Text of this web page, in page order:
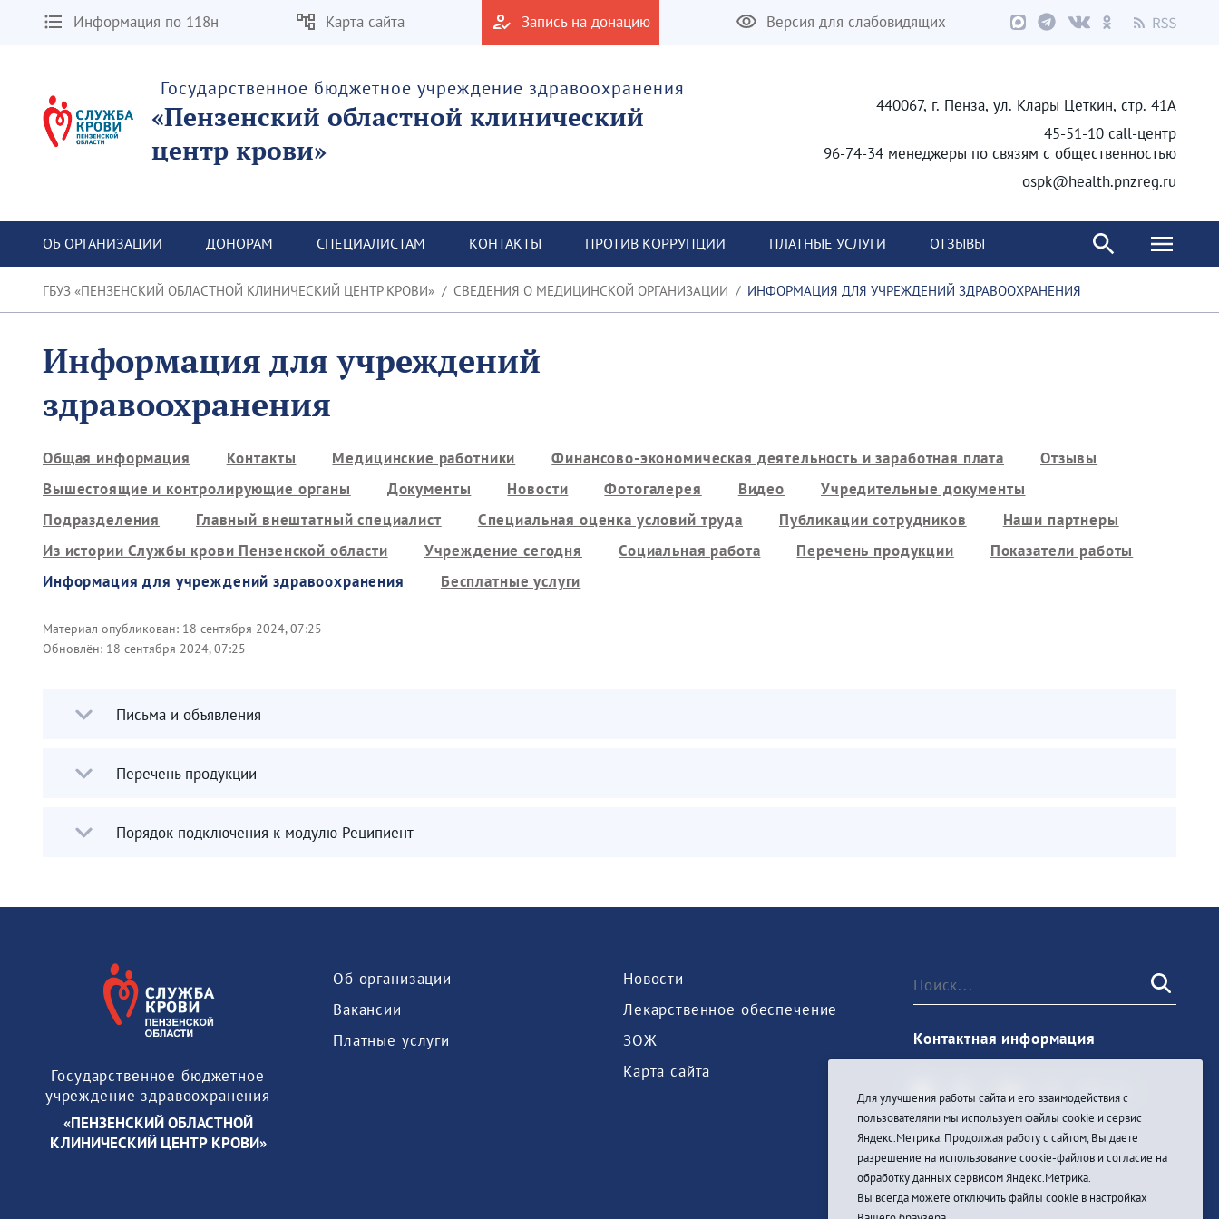
Информация по 118н Карта сайта Запись на донацию Версия для слабовидящих
Государственное бюджетное учреждение здравоохранения
«Пензенский областной клинический
центр крови»
440067, г. Пенза, ул. Клары Цеткин, стр. 41А
45-51-10 call-центр
96-74-34 менеджеры по связям с общественностью
ospk@health.pnzreg.ru
ОБ ОРГАНИЗАЦИИ ДОНОРАМ СПЕЦИАЛИСТАМ КОНТАКТЫ ПРОТИВ КОРРУПЦИИ ПЛАТНЫЕ УСЛУГИ ОТЗЫВЫ
ГБУЗ «ПЕНЗЕНСКИЙ ОБЛАСТНОЙ КЛИНИЧЕСКИЙ ЦЕНТР КРОВИ» СВЕДЕНИЯ О МЕДИЦИНСКОЙ ОРГАНИЗАЦИИ ИНФОРМАЦИЯ ДЛЯ УЧРЕЖДЕНИЙ ЗДРАВООХРАНЕНИЯ
Информация для учреждений
здравоохранения
Общая информация Контакты Медицинские работники Финансово-экономическая деятельность и заработная плата
Отзывы
Вышестоящие и контролирующие органы
Документы Новости Фотогалерея Видео
Учредительные документы
Подразделения
Главный внештатный специалист Специальная оценка условий труда Публикации сотрудников
Наши партнеры
Из истории Службы крови Пензенской области
Учреждение сегодня Социальная работа Перечень продукции
Показатели работы
Информация для учреждений здравоохранения
Бесплатные услуги
Материал опубликован: 18 сентября 2024, 07:25
Обновлён: 18 сентября 2024, 07:25
Письма и объявления
Перечень продукции
Порядок подключения к модулю Реципиент
Государственное бюджетное
учреждение здравоохранения
«ПЕНЗЕНСКИЙ ОБЛАСТНОЙ
КЛИНИЧЕСКИЙ ЦЕНТР КРОВИ»
Об организации
Вакансии
Платные услуги
Новости
Лекарственное обеспечение
ЗОЖ
Карта сайта
Контактная информация
Войти
Для улучшения работы сайта и его взаимодействия с
пользователями мы используем файлы cookie и сервис
Яндекс.Метрика. Продолжая работу с сайтом, Вы даете
разрешение на использование cookie-файлов и согласие на
обработку данных сервисом Яндекс.Метрика.
Вы всегда можете отключить файлы cookie в настройках